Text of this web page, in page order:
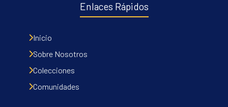
Enlaces Rápidos
Inicio
Sobre Nosotros
Colecciones
Comunidades